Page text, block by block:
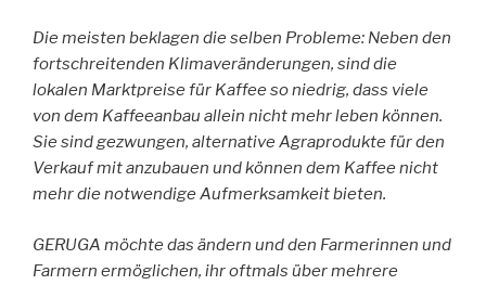
Die meisten beklagen die selben Probleme: Neben den
fortschreitenden Klimaveränderungen, sind die
lokalen Marktpreise für Kaffee so niedrig, dass viele
von dem Kaffeeanbau allein nicht mehr leben können.
Sie sind gezwungen, alternative Agraprodukte für den
Verkauf mit anzubauen und können dem Kaffee nicht
mehr die notwendige Aufmerksamkeit bieten.
GERUGA möchte das ändern und den Farmerinnen und
Farmern ermöglichen, ihr oftmals über mehrere